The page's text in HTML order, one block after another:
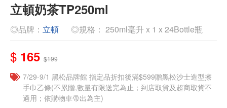
立頓奶茶TP250ml
◎品牌： 立頓 ◎規格： 250ml毫升 x 1 x 24Bottle瓶
$ 165 $199
7/29-9/1 黑松品牌館 指定品折扣後滿$599贈黑松沙士造型擦
手巾乙條(不累贈,數量有限送完為止；到店取貨及超商取貨不
適用；依購物車帶出為主)